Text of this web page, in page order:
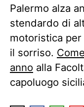
Palermo alza
stendardo di
motoristica
il sorriso.
anno alla
capoluogo